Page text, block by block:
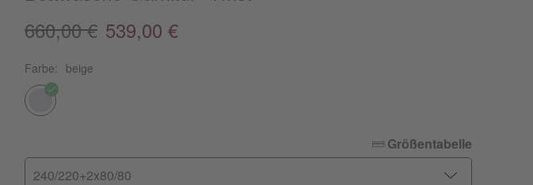
660,00 € 539,00 €
Farbe: beige
Größentabelle
240/220+2x80/80